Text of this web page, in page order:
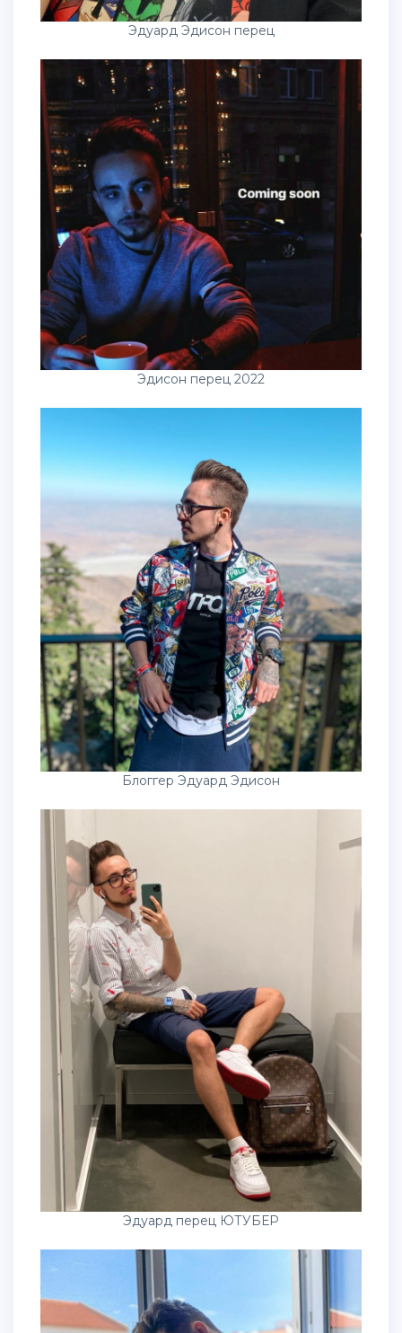
Эдуард Эдисон перец
Эдисон перец 2022
Блоггер Эдуард Эдисон
Эдуард перец ЮТУБЕР